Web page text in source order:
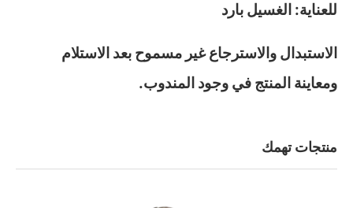
للعناية: الغسيل بارد
الاستبدال والاسترجاع غير مسموح بعد الاستلام
ومعاينة المنتج في وجود المندوب.
منتجات تهمك